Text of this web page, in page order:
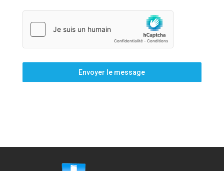
Envoyer le message